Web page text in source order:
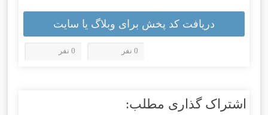
دریافت کد پخش برای وبلاگ یا سایت
0 نفر 0 نفر
اشتراک گذاری مطلب: